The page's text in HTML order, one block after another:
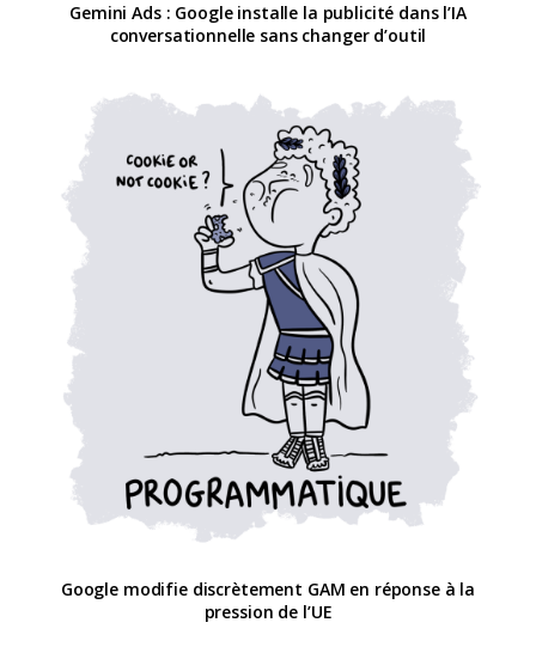
Gemini Ads : Google installe la publicité dans l’IA
conversationnelle sans changer d’outil
Google modifie discrètement GAM en réponse à la
pression de l’UE